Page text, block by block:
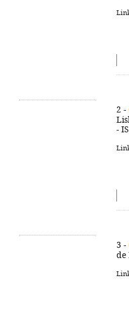
2 -
-
3 -
de